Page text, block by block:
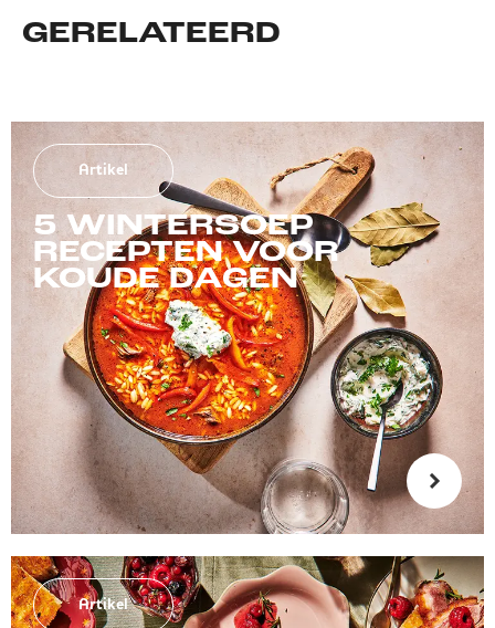
GERELATEERD
Artikel
5 WINTERSOEP
RECEPTEN VOOR
KOUDE DAGEN
Artikel